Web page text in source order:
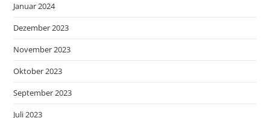
Januar 2024
Dezember 2023
November 2023
Oktober 2023
September 2023
Juli 2023